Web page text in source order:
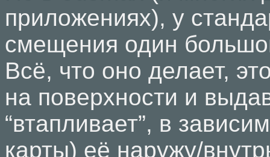
приложениях), у
смещения один
Всё, что оно делает,
на поверхности и
“втапливает”, в
карты) её наружу/